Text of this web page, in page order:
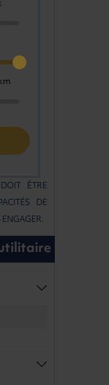
ÊTRE
DE